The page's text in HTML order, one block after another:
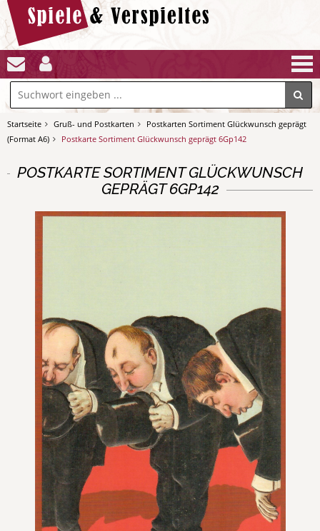
Startseite Gruß- und Postkarten
Postkarten Sortiment Glückwunsch geprägt
(Format A6)
Postkarte Sortiment Glückwunsch geprägt 6Gp142
POSTKARTE SORTIMENT GLÜCKWUNSCH
GEPRÄGT 6GP142